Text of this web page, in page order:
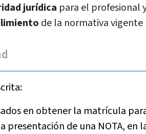
jurídica para el profesional
de la normativa vigente
en obtener la matrícula
presentación de una NOTA,